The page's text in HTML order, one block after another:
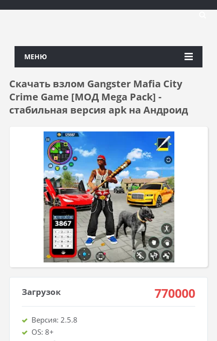
МЕНЮ
Скачать взлом Gangster Mafia City
Crime Game [МОД Mega Pack] -
стабильная версия apk на Андроид
Загрузок 770000
Версия: 2.5.8
OS: 8+